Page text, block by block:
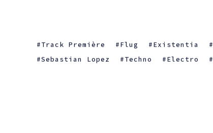
Track Première Flug Existentia
Sebastian Lopez
Techno Electro